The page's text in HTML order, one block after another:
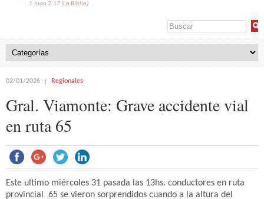
1 Juan 2:17 (La Biblia)
02/01/2026 Regionales
Gral. Viamonte: Grave accidente vial
en ruta 65
Este ultimo miércoles 31 pasada las 13hs. conductores en ruta
provincial 65 se vieron sorprendidos cuando a la altura del